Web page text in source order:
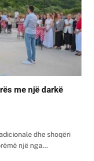
me një darkë
dhe shoqëri
një nga…